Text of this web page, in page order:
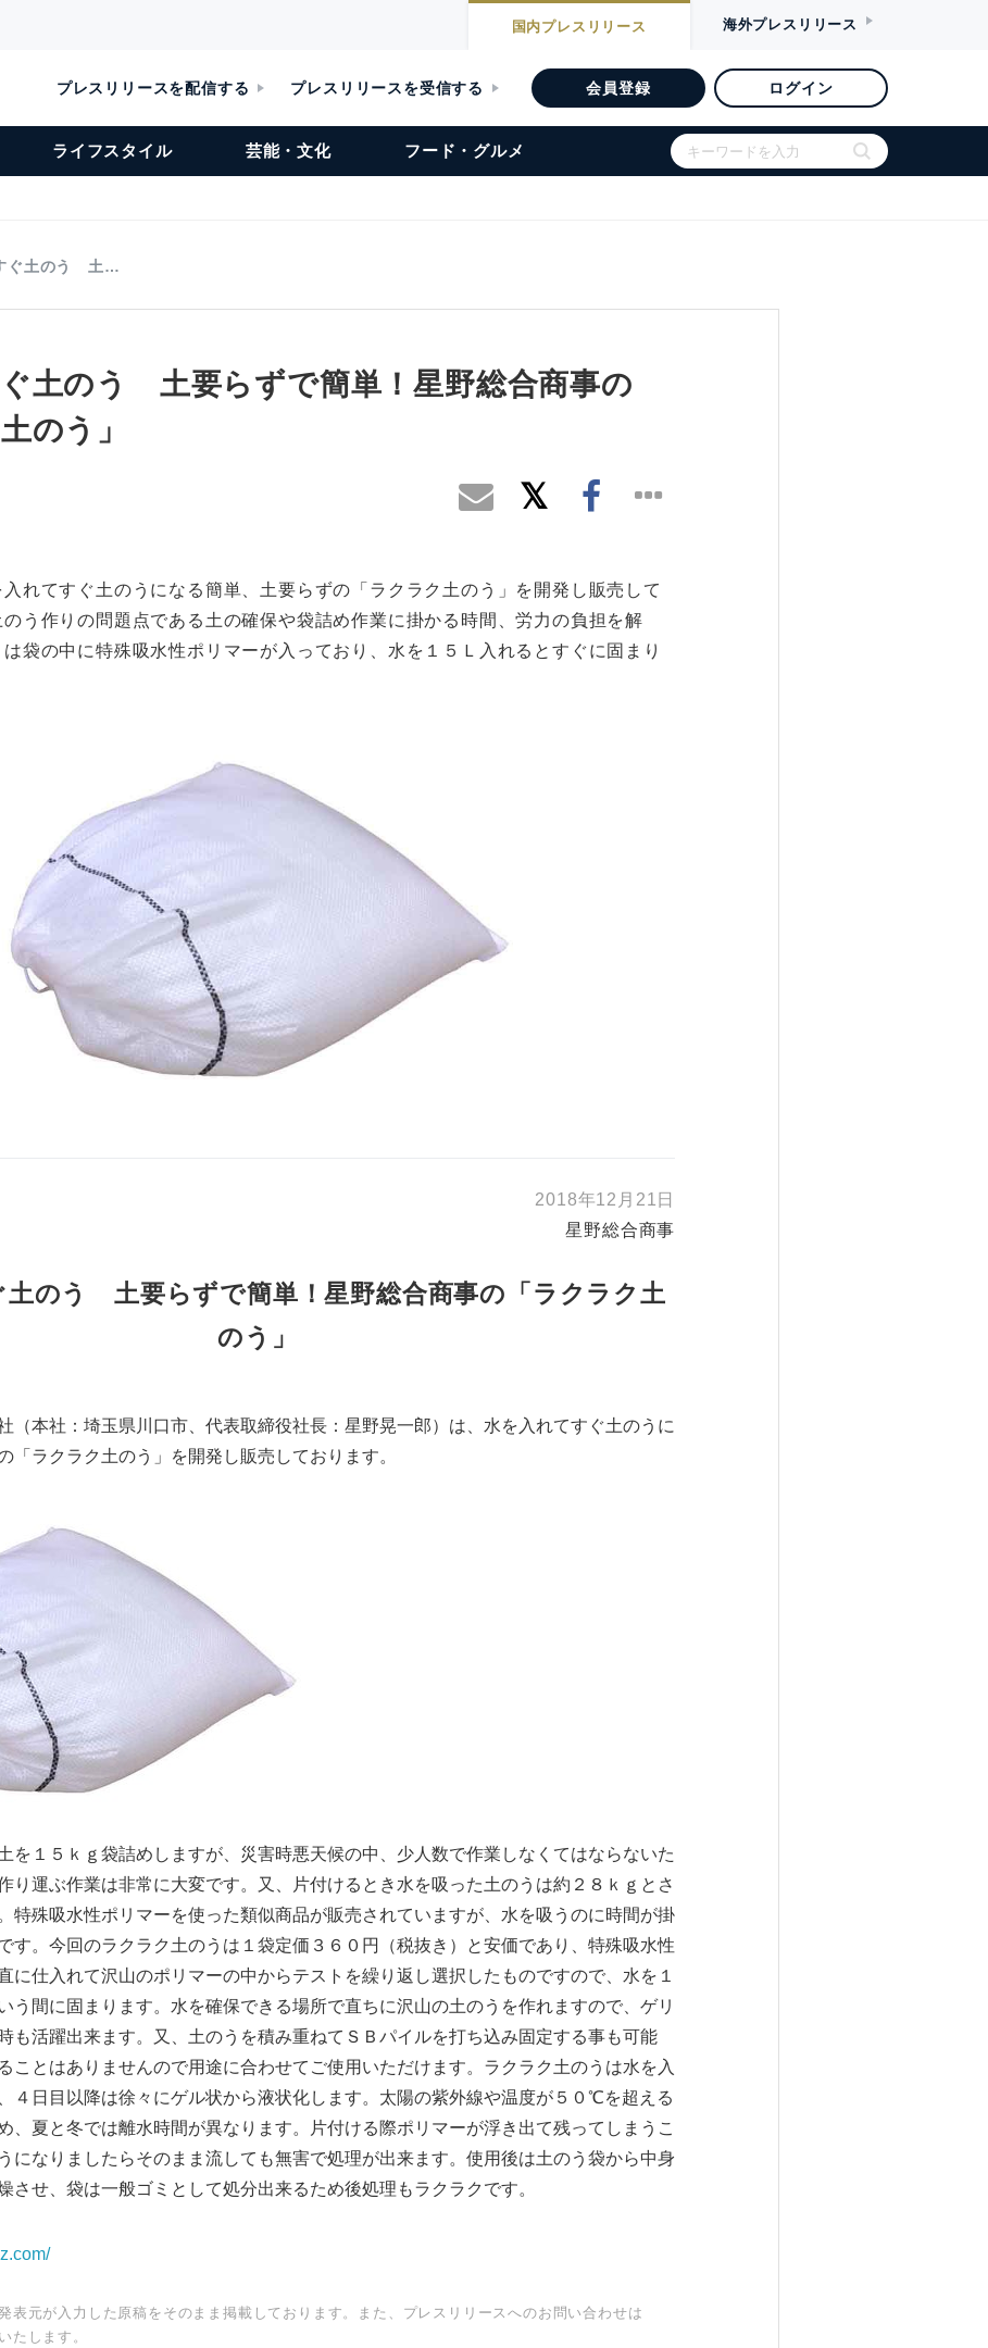
国内プレスリリース 海外プレスリリース
プレスリリースを配信する プレスリリースを受信する 会員登録 ログイン
ライフスタイル 芸能・文化 フード・グルメ
ぐ土のう 土…
土のう 土要らずで簡単！星野総合商事の
のう」
れてすぐ土のうになる簡単、土要らずの「ラクラク土のう」を開発し販売して
う作りの問題点である土の確保や袋詰め作業に掛かる時間、労力の負担を解
袋の中に特殊吸水性ポリマーが入っており、水を１５Ｌ入れるとすぐに固まり
2018年12月21日
星野総合商事
土のう 土要らずで簡単！星野総合商事の「ラクラク土
のう」
（本社：埼玉県川口市、代表取締役社長：星野晃一郎）は、水を入れてすぐ土のうに
「ラクラク土のう」を開発し販売しております。
を１５ｋｇ袋詰めしますが、災害時悪天候の中、少人数で作業しなくてはならないた
り運ぶ作業は非常に大変です。又、片付けるとき水を吸った土のうは約２８ｋｇとさ
特殊吸水性ポリマーを使った類似商品が販売されていますが、水を吸うのに時間が掛
す。今回のラクラク土のうは１袋定価３６０円（税抜き）と安価であり、特殊吸水性
に仕入れて沢山のポリマーの中からテストを繰り返し選択したものですので、水を１
う間に固まります。水を確保できる場所で直ちに沢山の土のうを作れますので、ゲリ
も活躍出来ます。又、土のうを積み重ねてＳＢパイルを打ち込み固定する事も可能
ことはありませんので用途に合わせてご使用いただけます。ラクラク土のうは水を入
４日目以降は徐々にゲル状から液状化します。太陽の紫外線や温度が５０℃を超える
、夏と冬では離水時間が異なります。片付ける際ポリマーが浮き出て残ってしまうこ
になりましたらそのまま流しても無害で処理が出来ます。使用後は土のう袋から中身
させ、袋は一般ゴミとして処分出来るため後処理もラクラクです。
表元が入力した原稿をそのまま掲載しております。また、プレスリリースへのお問い合わせは
たします。